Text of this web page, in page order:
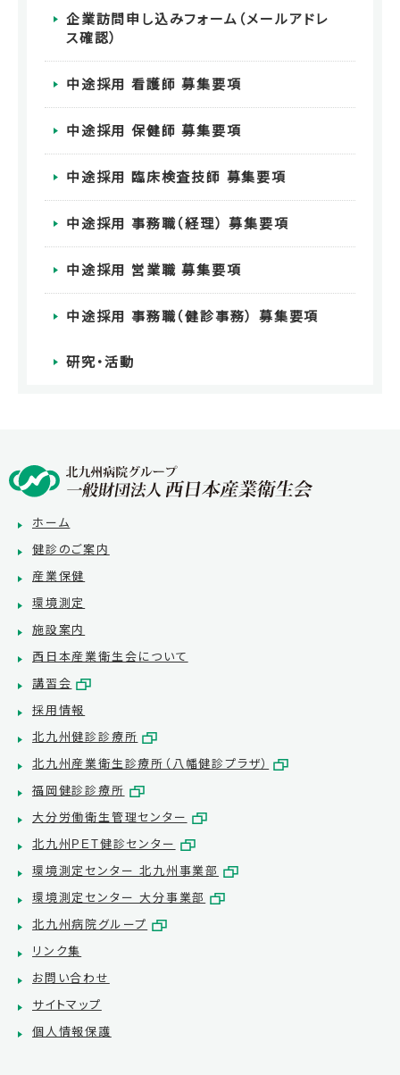
企業訪問申し込みフォーム（メールアドレ
ス確認）
中途採用 看護師 募集要項
中途採用 保健師 募集要項
中途採用 臨床検査技師 募集要項
中途採用 事務職（経理） 募集要項
中途採用 営業職 募集要項
中途採用 事務職（健診事務） 募集要項
研究・活動
ホーム
健診のご案内
産業保健
環境測定
施設案内
西日本産業衛生会について
講習会
採用情報
北九州健診診療所
北九州産業衛生診療所（八幡健診プラザ）
福岡健診診療所
大分労働衛生管理センター
北九州PET健診センター
環境測定センター 北九州事業部
環境測定センター 大分事業部
北九州病院グループ
リンク集
お問い合わせ
サイトマップ
個人情報保護